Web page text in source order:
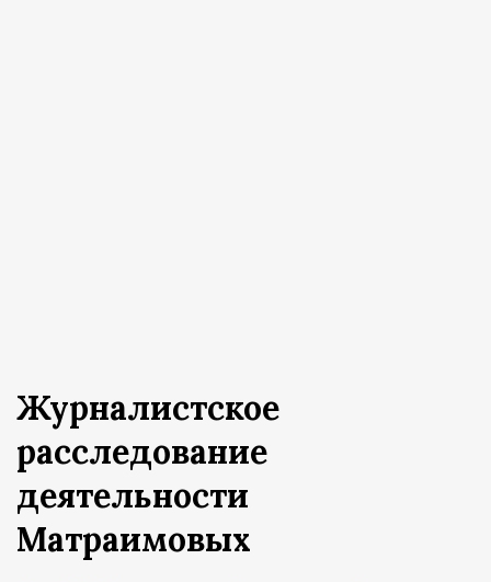
Журналистское
расследование
деятельности
Матраимовых